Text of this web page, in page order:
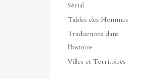
Sérial
Tables des Hommes
Traductions dans
l'histoire
Villes et Territoires